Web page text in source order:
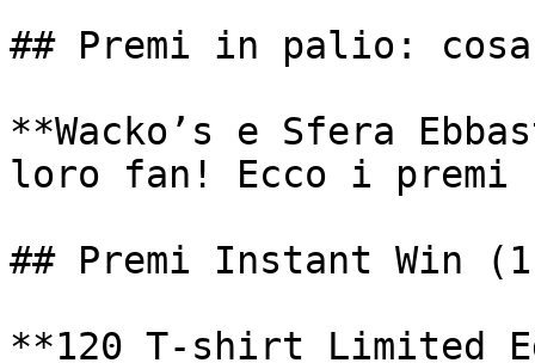
## Premi in palio:
**Wacko’s e Sfera
loro fan! Ecco i premi
## Premi Instant Win
**120 T-shirt Limited